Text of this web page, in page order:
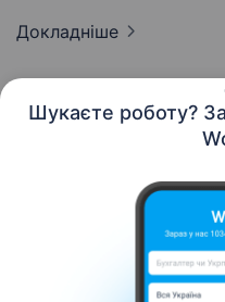
Шукаєте роботу?
Докладніше